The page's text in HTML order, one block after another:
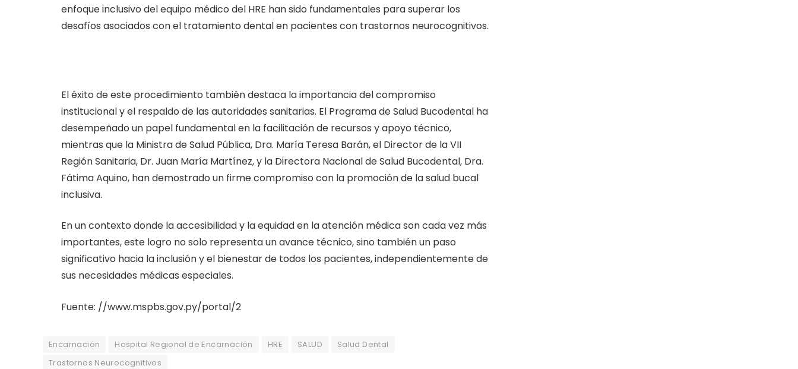
enfoque inclusivo del equipo médico del HRE han sido fundamentales para superar los
desafíos asociados con el tratamiento dental en pacientes con trastornos neurocognitivos.
El éxito de este procedimiento también destaca la importancia del compromiso
institucional y el respaldo de las autoridades sanitarias. El Programa de Salud Bucodental ha
desempeñado un papel fundamental en la facilitación de recursos y apoyo técnico,
mientras que la Ministra de Salud Pública, Dra. María Teresa Barán, el Director de la VII
Región Sanitaria, Dr. Juan María Martínez, y la Directora Nacional de Salud Bucodental, Dra.
Fátima Aquino, han demostrado un firme compromiso con la promoción de la salud bucal
inclusiva.
En un contexto donde la accesibilidad y la equidad en la atención médica son cada vez más
importantes, este logro no solo representa un avance técnico, sino también un paso
significativo hacia la inclusión y el bienestar de todos los pacientes, independientemente de
sus necesidades médicas especiales.
Fuente: //www.mspbs.gov.py/portal/2
Encarnación Hospital Regional de Encarnación HRE SALUD
Salud Dental
Trastornos Neurocognitivos